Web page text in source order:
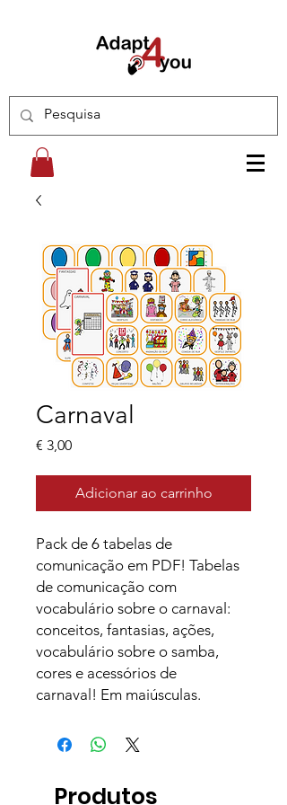
Carnaval
€ 3,00Preço
Adicionar ao carrinho
Pack de 6 tabelas de
comunicação em PDF! Tabelas
de comunicação com
vocabulário sobre o carnaval:
conceitos, fantasias, ações,
vocabulário sobre o samba,
cores e acessórios de
carnaval! Em maiúsculas.
Produtos